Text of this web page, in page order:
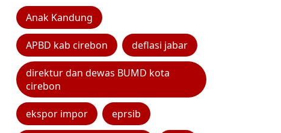
Anak Kandung
APBD kab cirebon deflasi jabar
direktur dan dewas BUMD kota
cirebon
ekspor impor eprsib